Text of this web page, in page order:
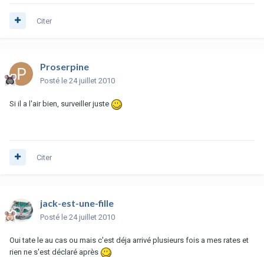
Citer
Proserpine
Posté le 24 juillet 2010
Si il a l'air bien, surveiller juste
Citer
jack-est-une-fille
Posté le 24 juillet 2010
Oui tate le au cas ou mais c'est déja arrivé plusieurs fois a mes rates et
rien ne s'est déclaré après